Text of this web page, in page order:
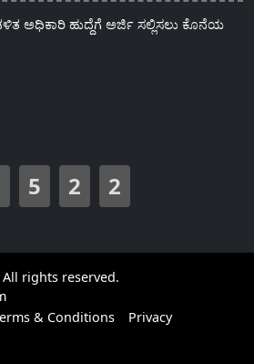
ಅಧಿಕಾರಿ ಹುದ್ದೆಗೆ ಅರ್ಜಿ ಸಲ್ಲಿಸಲು ಕೊನೆಯ
5 2 2
rights reserved.
& Conditions
Privacy